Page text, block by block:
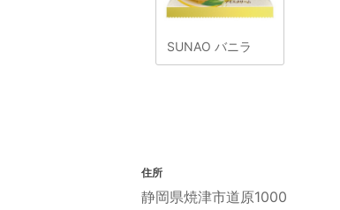
SUNAO バニラ
住所
静岡県焼津市道原1000